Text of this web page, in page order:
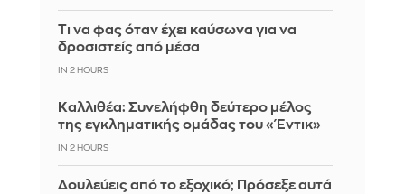
Τι να φας όταν έχει καύσωνα για να
δροσιστείς από μέσα
IN 2 HOURS
Καλλιθέα: Συνελήφθη δεύτερο μέλος
της εγκληματικής ομάδας του «Έντικ»
IN 2 HOURS
Δουλεύεις από το εξοχικό; Πρόσεξε αυτά